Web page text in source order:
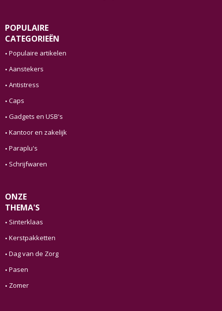
POPULAIRE
CATEGORIEËN
Populaire artikelen
Aanstekers
Antistress
Caps
Gadgets en USB's
Kantoor en zakelijk
Paraplu's
Schrijfwaren
ONZE
THEMA'S
Sinterklaas
Kerstpakketten
Dag van de Zorg
Pasen
Zomer